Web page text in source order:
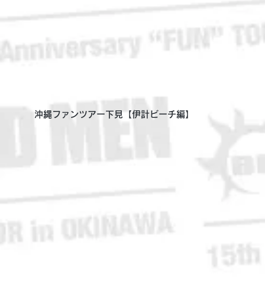
沖縄ファンツアー下見【伊計ビーチ編】